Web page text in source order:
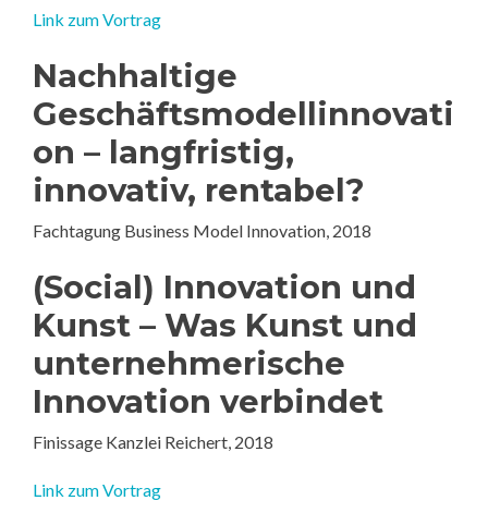
Link zum Vortrag
Nachhaltige
Geschäftsmodellinnovati
on – langfristig,
innovativ, rentabel?
Fachtagung Business Model Innovation, 2018
(Social) Innovation und
Kunst – Was Kunst und
unternehmerische
Innovation verbindet
Finissage Kanzlei Reichert, 2018
Link zum Vortrag